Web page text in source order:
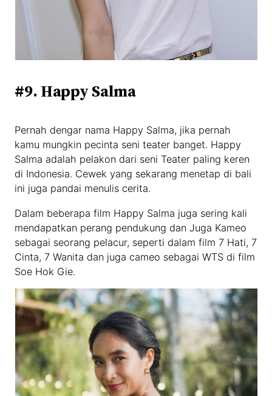
#9. Happy Salma
Pernah dengar nama Happy Salma, jika pernah
kamu mungkin pecinta seni teater banget. Happy
Salma adalah pelakon dari seni Teater paling keren
di Indonesia. Cewek yang sekarang menetap di bali
ini juga pandai menulis cerita.
Dalam beberapa film Happy Salma juga sering kali
mendapatkan perang pendukung dan Juga Kameo
sebagai seorang pelacur, seperti dalam film 7 Hati, 7
Cinta, 7 Wanita dan juga cameo sebagai WTS di film
Soe Hok Gie.